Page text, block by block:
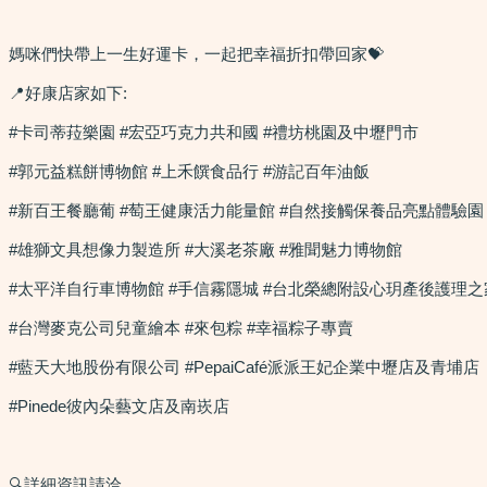
媽咪們快帶上一生好運卡，一起把幸福折扣帶回家💝
📍好康店家如下:
#卡司蒂菈樂園 #宏亞巧克力共和國 #禮坊桃園及中壢門市
#郭元益糕餅博物館 #上禾饌食品行 #游記百年油飯
#新百王餐廳葡 #萄王健康活力能量館 #自然接觸保養品亮點體驗園
#雄獅文具想像力製造所 #大溪老茶廠 #雅聞魅力博物館
#太平洋自行車博物館 #手信霧隱城 #台北榮總附設心玥產後護理
#台灣麥克公司兒童繪本 #來包粽 #幸福粽子專賣
#藍天大地股份有限公司 #PepaiCafé派派王妃企業中壢店及青埔店
#Pinede彼內朵藝文店及南崁店